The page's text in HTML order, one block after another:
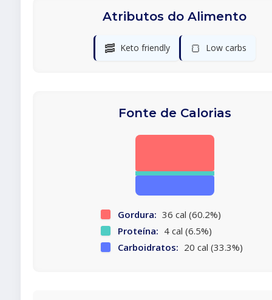
Atributos do Alimento
🥓 Keto friendly 🍞 Low carbs
Fonte de Calorias
Gordura: 36 cal (60.2%)
Proteína: 4 cal (6.5%)
Carboidratos: 20 cal (33.3%)